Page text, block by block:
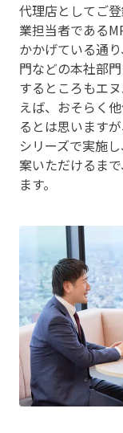
代理店としてご
業担当者である
かかげている通
門などの本社部
するところもエ
えば、おそらく
るとは思います
シリーズで実施
案いただけるま
ます。